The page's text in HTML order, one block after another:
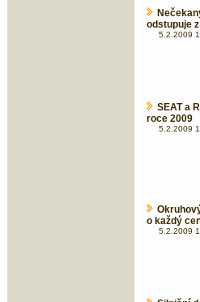
odstupuje
5.2.2009
SEAT a
roce 2009
5.2.2009
o každý
5.2.2009